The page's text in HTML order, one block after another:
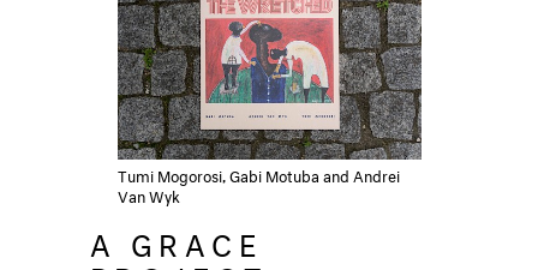
Tumi Mogorosi, Gabi Motuba and Andrei
Van Wyk
A GRACE